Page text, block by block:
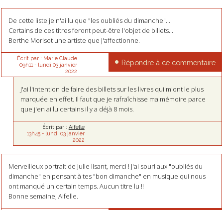
De cette liste je n'ai lu que "les oubliés du dimanche"...
Certains de ces titres feront peut-être l'objet de billets...
Berthe Morisot une artiste que j'affectionne.
Écrit par : Marie Claude
09h11 - lundi 03 janvier
2022
Répondre à ce commentaire
J'ai l'intention de faire des billets sur les livres qui m'ont le plus
marquée en effet. Il faut que je rafraîchisse ma mémoire parce
que j'en ai lu certains il y a déjà 8 mois.
Écrit par : Aifelle
13h45- lundi 03 janvier
2022
Merveilleux portrait de Julie lisant, merci ! J'ai souri aux "oubliés du
dimanche" en pensant à tes "bon dimanche" en musique qui nous
ont manqué un certain temps. Aucun titre lu !!
Bonne semaine, Aifelle.